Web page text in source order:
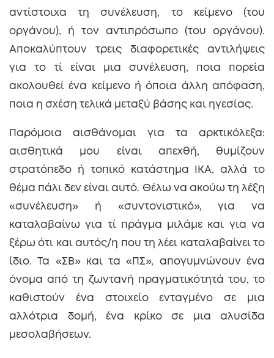
αντίστοιχα τη συνέλευση, το κείμενο (του
οργάνου), ή τον αντιπρόσωπο (του οργάνου).
Αποκαλύπτουν τρεις διαφορετικές αντιλήψεις
για το τί είναι μια συνέλευση, ποια πορεία
ακολουθεί ένα κείμενο ή όποια άλλη απόφαση,
ποια η σχέση τελικά μεταξύ βάσης και ηγεσίας.
Παρόμοια αισθάνομαι για τα αρκτικόλεξα:
αισθητικά μου είναι απεχθή, θυμίζουν
στρατόπεδο ή τοπικό κατάστημα ΙΚΑ, αλλά το
θέμα πάλι δεν είναι αυτό. Θέλω να ακούω τη λέξη
«συνέλευση» ή «συντονιστικό», για να
καταλαβαίνω για τί πράγμα μιλάμε και για να
ξέρω ότι και αυτός/η που τη λέει καταλαβαίνει το
ίδιο. Τα «ΣΒ» και τα «ΠΣ», απογυμνώνουν ένα
όνομα από τη ζωντανή πραγματικότητά του, το
καθιστούν ένα στοιχείο ενταγμένο σε μια
αλλότρια δομή, ένα κρίκο σε μια αλυσίδα
μεσολαβήσεων.